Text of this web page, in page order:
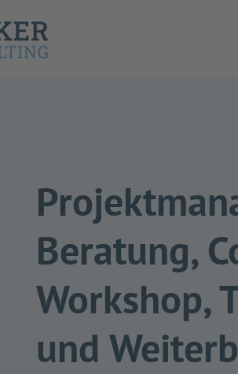
Beratung,
Workshop,
und